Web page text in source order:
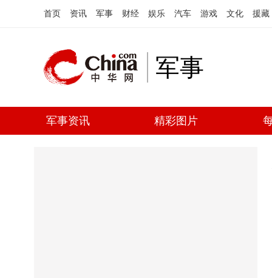
首页 资讯 军事 财经 娱乐 汽车 游戏 文化 援藏
军事
军事资讯 精彩图片